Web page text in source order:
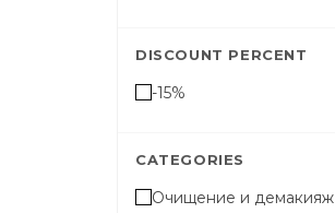
DISCOUNT PERCENT
-15%
CATEGORIES
Очищение и демакияж